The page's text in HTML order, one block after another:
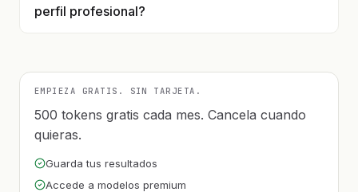
perfil profesional?
EMPIEZA GRATIS. SIN TARJETA.
500 tokens gratis cada mes. Cancela cuando
quieras.
Guarda tus resultados
Accede a modelos premium